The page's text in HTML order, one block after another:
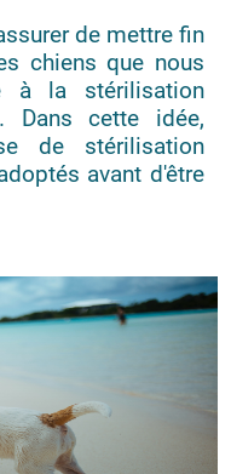
de mettre fin
chiens que nous
à la stérilisation
Dans cette idée,
de stérilisation
avant d'être